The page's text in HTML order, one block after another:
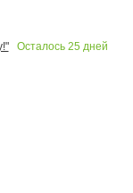
Осталось 25 дней